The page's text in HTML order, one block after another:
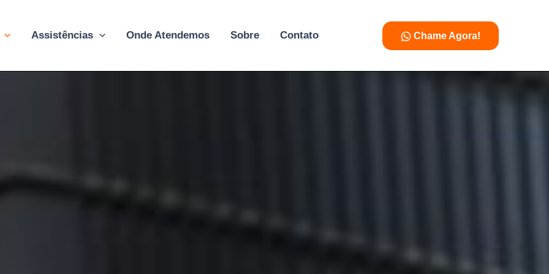
Assistências Onde Atendemos Sobre Contato Chame Agora!